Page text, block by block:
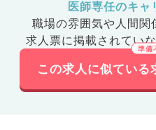
医師専任のキャ
職場の雰囲気や人間関
求人票に掲載されてい
この求人に似ている